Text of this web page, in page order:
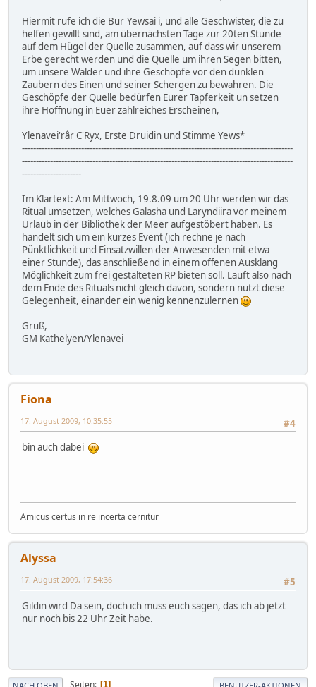
Hiermit rufe ich die Bur'Yewsai'i, und alle Geschwister, die zu
helfen gewillt sind, am übernächsten Tage zur 20ten Stunde
auf dem Hügel der Quelle zusammen, auf dass wir unserem
Erbe gerecht werden und die Quelle um ihren Segen bitten,
um unsere Wälder und ihre Geschöpfe vor den dunklen
Zaubern des Einen und seiner Schergen zu bewahren. Die
Geschöpfe der Quelle bedürfen Eurer Tapferkeit un setzen
ihre Hoffnung in Euer zahlreiches Erscheinen,
Ylenavei'râr C'Ryx, Erste Druidin und Stimme Yews*
------------------------------------------------------------------------------------------------
------------------------------------------------------------------------------------------------
---------------------
Im Klartext: Am Mittwoch, 19.8.09 um 20 Uhr werden wir das
Ritual umsetzen, welches Galasha und Laryndiira vor meinem
Urlaub in der Bibliothek der Meer aufgestöbert haben. Es
handelt sich um ein kurzes Event (ich rechne je nach
Pünktlichkeit und Einsatzwillen der Anwesenden mit etwa
einer Stunde), das anschließend in einem offenen Ausklang
Möglichkeit zum frei gestalteten RP bieten soll. Lauft also nach
dem Ende des Rituals nicht gleich davon, sondern nutzt diese
Gelegenheit, einander ein wenig kennenzulernen
Gruß,
GM Kathelyen/Ylenavei
Fiona
#4
17. August 2009, 10:35:55
bin auch dabei
Amicus certus in re incerta cernitur
Alyssa
#5
17. August 2009, 17:54:36
Gildin wird Da sein, doch ich muss euch sagen, das ich ab jetzt
nur noch bis 22 Uhr Zeit habe.
1